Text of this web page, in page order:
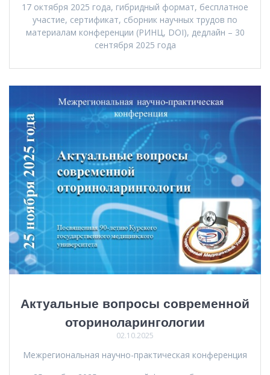
17 октября 2025 года, гибридный формат, бесплатное
участие, сертификат, сборник научных трудов по
материалам конференции (РИНЦ, DOI), дедлайн – 30
сентября 2025 года
Актуальные вопросы современной
оториноларингологии
02.10.2025
Межрегиональная научно-практическая конференция